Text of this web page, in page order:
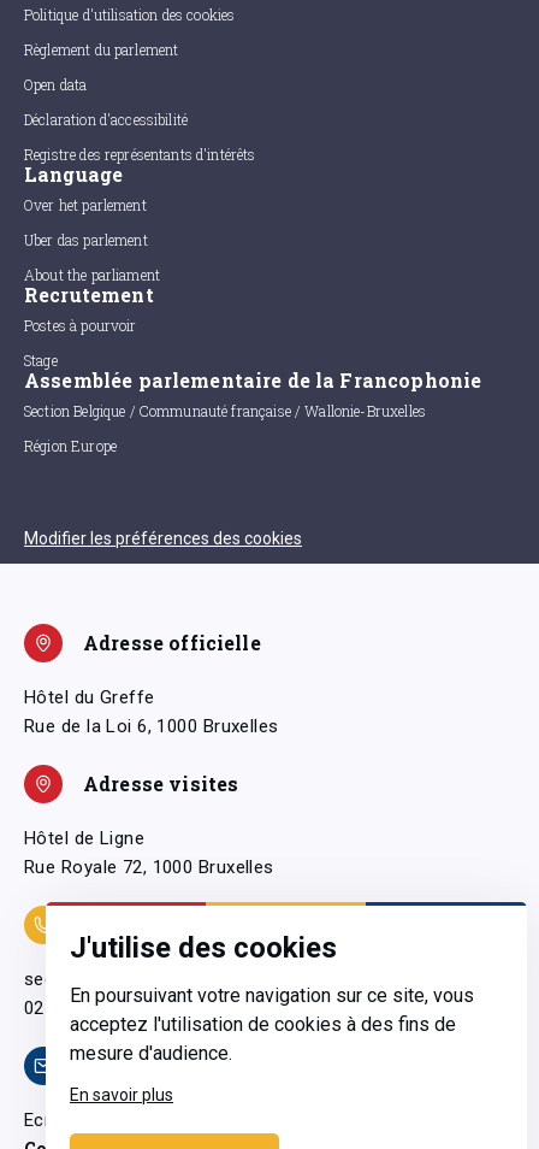
J'utilise des cookies
En poursuivant votre navigation sur ce site, vous
acceptez l'utilisation de cookies à des fins de
mesure d'audience.
En savoir plus
Politique d'utilisation des cookies
Règlement du parlement
Open data
Déclaration d'accessibilité
Registre des représentants d'intérêts
Language
Over het parlement
Uber das parlement
About the parliament
Recrutement
Postes à pourvoir
Stage
Assemblée parlementaire de la Francophonie
Section Belgique / Communauté française / Wallonie-Bruxelles
Région Europe
Modifier les préférences des cookies
Adresse officielle
Hôtel du Greffe
Rue de la Loi 6, 1000 Bruxelles
Adresse visites
Hôtel de Ligne
Rue Royale 72, 1000 Bruxelles
secretariatgeneral@pfwb.be
02 506 38 11
Contact
Ecrivez-nous